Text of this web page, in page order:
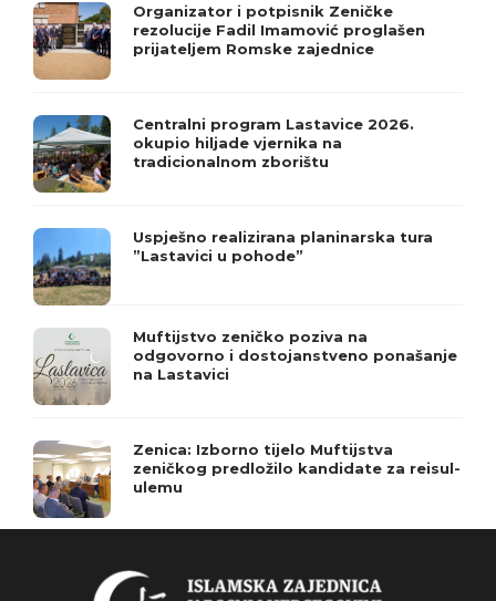
Organizator i potpisnik Zeničke
rezolucije Fadil Imamović proglašen
prijateljem Romske zajednice
Centralni program Lastavice 2026.
okupio hiljade vjernika na
tradicionalnom zborištu
Uspješno realizirana planinarska tura
”Lastavici u pohode”
Muftijstvo zeničko poziva na
odgovorno i dostojanstveno ponašanje
na Lastavici
Zenica: Izborno tijelo Muftijstva
zeničkog predložilo kandidate za reisul-
ulemu